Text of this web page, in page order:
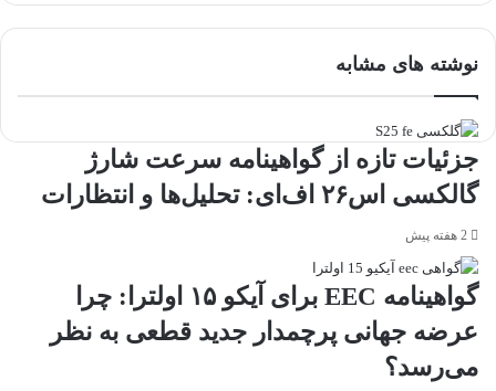
ایمیل
نوشته های مشابه
جزئیات تازه از گواهینامه سرعت شارژ
گالکسی اس۲۶ اف‌ای: تحلیل‌ها و انتظارات
2 هفته پیش
گواهینامه EEC برای آیکو ۱۵ اولترا: چرا
عرضه جهانی پرچمدار جدید قطعی به نظر
می‌رسد؟